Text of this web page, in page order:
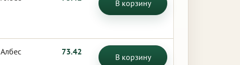
В корзину
Албес 73.42
В корзину